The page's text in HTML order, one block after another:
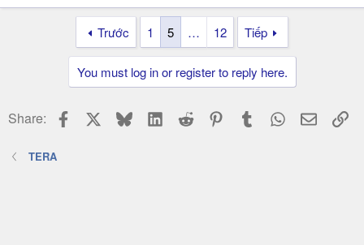
Trước 1 5 … 12 Tiếp
You must log in or register to reply here.
Share: Facebook BlueskyLinkedIn
Reddit PinterestTumblr WhatsApp
Email
TERA